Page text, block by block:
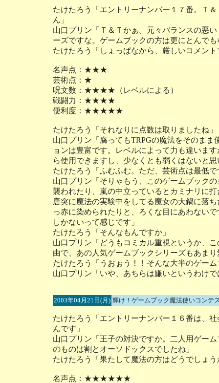
たけたろう「エントリーナンバー１７番。Ｔ
ん」
山口プリン「Ｔ＆Ｔかぁ。元々バランスの悪
ーズですな。ゲームブックの方は更にとんで
たけたろう「しょっぱなから、厳しいコメン
名声点：★★★
芸術点：★
呪文数：★★★★（レベルによる）
戦闘力：★★★★
便利度：★★★★★
たけたろう「それなりに点数は取りましたね」
山口プリン「腐ってもTRPGの魔法をそのま
ョンは豊富です。レベルによって力も違いま
ら使用できますし、少なくとも弱くはないと
たけたろう「ふむふむ。ただ、芸術点は最低で
山口プリン「そりゃもう、このゲームブック
襲われたり、嵐の中立っているとカミナリに
唐突に魔法の実験中をしてる魔女の大鍋に落
っ赤に染められたりと、ろくな目にあわない
しかないって感じです」
たけたろう「そんなもんですか」
山口プリン「どうもコミカル重視というか、
由で、あの人気ゲームブックシリーズもあま
たけたろう「うおぉう！！そんな大半のゲー
山口プリン「いや、あちらは嫌いというわけ
2003年04月21日(月) 輝け！ゲームブック魔法使いコンテ
たけたろう「エントリーナンバー１６番は、
んです」
山口プリン「王子の対決ですか。二人用ゲー
のものは割とオーソドックスでしたね」
たけたろう「果たして魔法の方はどうでしょ
名声点：★★★★★★